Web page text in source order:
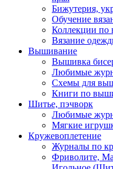
Бижутерия,
Обучение
Коллекции по
Вязание
Вышивание
Вышивка
Любимые
Схемы для
Книги по
Шитье, пэчворк
Любимые
Мягкие
Кружевоплетение
Журналы по
Фриволите,